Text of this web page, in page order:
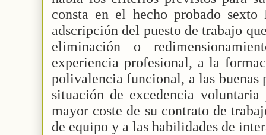
consta en el hecho probado
adscripción del puesto de trabajo
eliminación o
experiencia profesional, a la
polivalencia funcional, a las buenas
situación de excedencia
mayor coste de su contrato de
de equipo y a las habilidades de